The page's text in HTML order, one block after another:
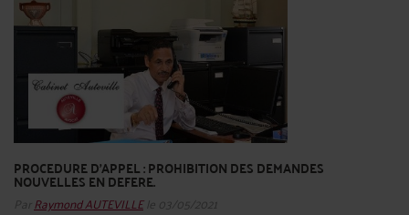
PROCEDURE D’APPEL : PROHIBITION DES DEMANDES
NOUVELLES EN DEFERE.
Par Raymond AUTEVILLEle 03/05/2021